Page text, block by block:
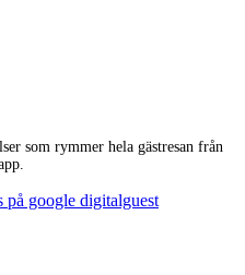
som rymmer hela gästresan från